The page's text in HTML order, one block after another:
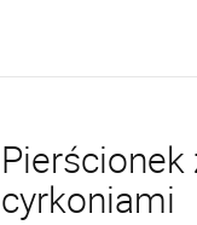
cyrkoniami